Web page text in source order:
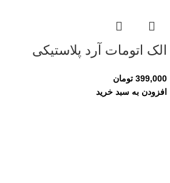
الک اتومات آرد پلاستیکی
399,000 تومان
افزودن به سبد خرید